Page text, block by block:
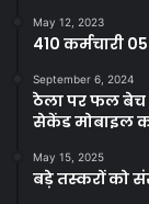
May 12, 2023
410 कर्मचारी
September 6, 2024
ठेला पर फल बेच
सेकेंड मोबाइल
May 15, 2025
बड़े तस्करों को